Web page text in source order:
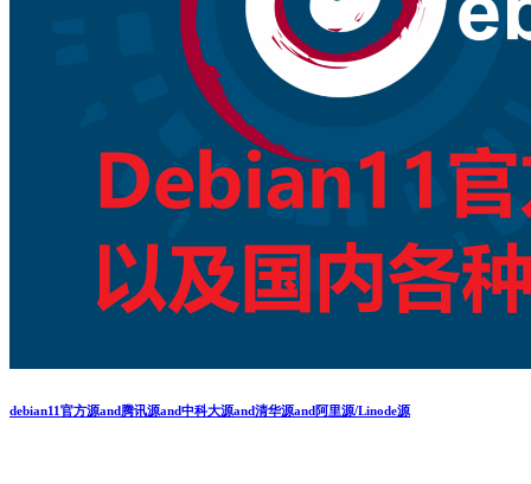
debian11官方源and腾讯源and中科大源and清华源and阿里源/Linode源